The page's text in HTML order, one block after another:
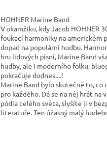
HOHNER Marine Band
V okamžiku, kdy Jacob HOHNER
foukací harmoniky na
dopad na populární hudbu.
hru lidových písní, Marine Band
hudby, ale i moderního folku,
pokračuje dodnes....!
Marine Band bylo skutečně to,
pro každého. Dá se na něj hrát
pódia celého světa, slyšíte ji v
literatuře. Ten úžasný malý